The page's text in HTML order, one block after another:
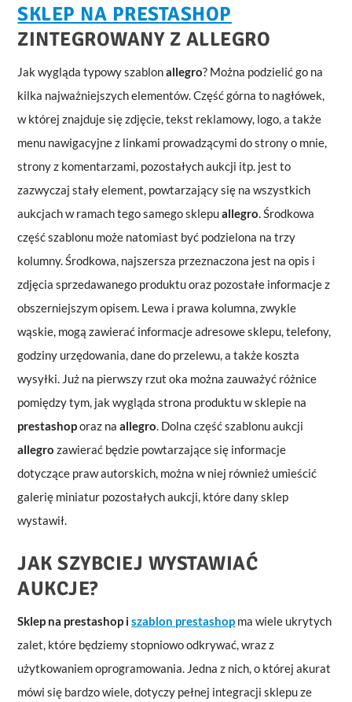
SKLEP NA PRESTASHOP
ZINTEGROWANY Z ALLEGRO
Jak wygląda typowy szablonallegro? Można podzielić go na
kilka najważniejszych elementów. Część górna to nagłówek,
w której znajduje się zdjęcie, tekst reklamowy, logo, a także
menu nawigacyjne z linkami prowadzącymi do strony o mnie,
strony z komentarzami, pozostałych aukcji itp. jest to
zazwyczaj stały element, powtarzający się na wszystkich
aukcjach w ramach tego samego sklepuallegro. Środkowa
część szablonu może natomiast być podzielona na trzy
kolumny. Środkowa, najszersza przeznaczona jest na opis i
zdjęcia sprzedawanego produktu oraz pozostałe informacje z
obszerniejszym opisem. Lewa i prawa kolumna, zwykle
wąskie, mogą zawierać informacje adresowe sklepu, telefony,
godziny urzędowania, dane do przelewu, a także koszta
wysyłki. Już na pierwszy rzut oka można zauważyć różnice
pomiędzy tym, jak wygląda strona produktu w sklepie na
prestashoporaz naallegro. Dolna część szablonu aukcji
allegro zawierać będzie powtarzające się informacje
dotyczące praw autorskich, można w niej również umieścić
galerię miniatur pozostałych aukcji, które dany sklep
wystawił.
JAK SZYBCIEJ WYSTAWIAĆ
AUKCJE?
Sklep na prestashop iszablon prestashop ma wiele ukrytych
zalet, które będziemy stopniowo odkrywać, wraz z
użytkowaniem oprogramowania. Jedna z nich, o której akurat
mówi się bardzo wiele, dotyczy pełnej integracji sklepu ze